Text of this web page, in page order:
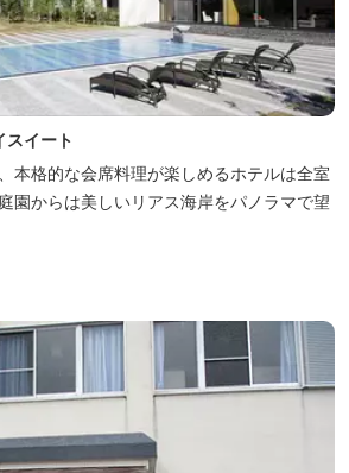
スイート
本格的な会席料理が楽しめるホテルは全室
園からは美しいリアス海岸をパノラマで望